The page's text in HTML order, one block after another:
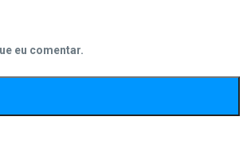
eu comentar.